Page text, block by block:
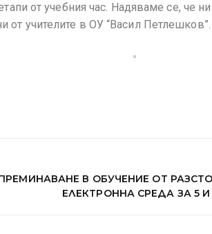
от учебния час. Надяваме се, че ни
учителите в ОУ “Васил Петлешков”.
В ОБУЧЕНИЕ ОТ
ЕЛЕКТРОННА СРЕДА ЗА 5